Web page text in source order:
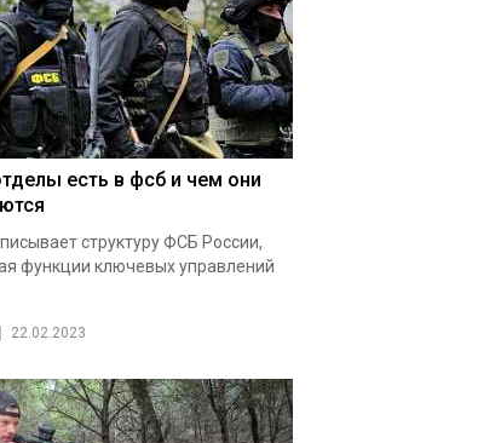
есть в фсб и чем они
структуру ФСБ России,
функции ключевых управлений
22.02.2023